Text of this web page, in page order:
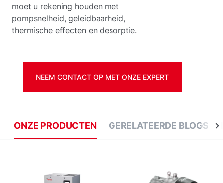
moet u rekening houden met
pompsnelheid, geleidbaarheid,
thermische effecten en desorptie.
NEEM CONTACT OP MET ONZE EXPERT
ONZE PRODUCTEN GERELATEERDE BLOGS